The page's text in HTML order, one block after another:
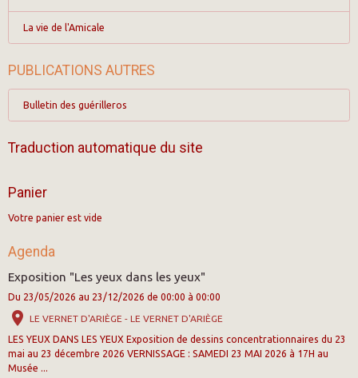
La vie de l'Amicale
PUBLICATIONS AUTRES
Bulletin des guérilleros
Traduction automatique du site
Panier
Votre panier est vide
Agenda
Exposition "Les yeux dans les yeux"
Du 23/05/2026 au 23/12/2026 de 00:00 à 00:00
LE VERNET D'ARIÈGE - LE VERNET D'ARIÈGE
LES YEUX DANS LES YEUX Exposition de dessins concentrationnaires du 23
mai au 23 décembre 2026 VERNISSAGE : SAMEDI 23 MAI 2026 à 17H au
Musée ...